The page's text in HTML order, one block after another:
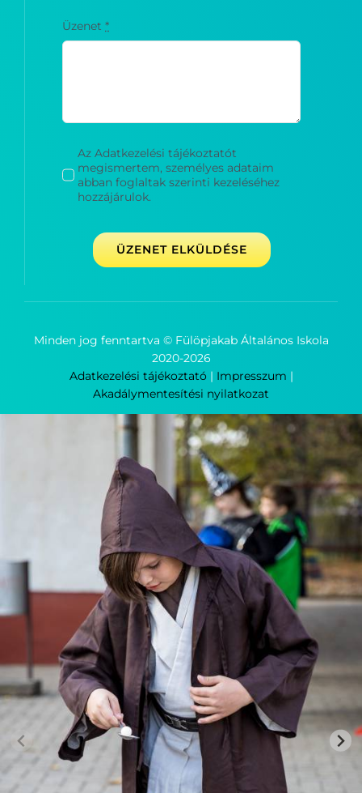
Üzenet*
Az Adatkezelési tájékoztatót
megismertem, személyes adataim
abban foglaltak szerinti kezeléséhez
hozzájárulok.
ÜZENET ELKÜLDÉSE
Minden jog fenntartva © Fülöpjakab Általános Iskola
2020-2026
Adatkezelési tájékoztató | Impresszum |
Akadálymentesítési nyilatkozat